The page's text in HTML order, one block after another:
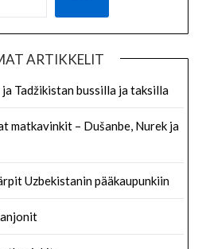
ARTIKKELIT
Tadžikistan bussilla ja taksilla
matkavinkit – Dušanbe, Nurek ja
Uzbekistanin pääkaupunkiin